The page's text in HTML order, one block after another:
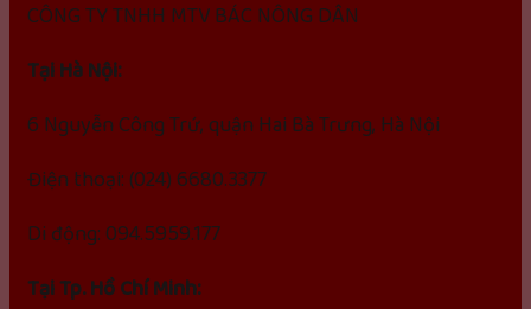
CÔNG TY TNHH MTV BÁC NÔNG DÂN
Tại Hà Nội:
6 Nguyễn Công Trứ, quận Hai Bà Trưng, Hà Nội
Điện thoại: (024) 6680.3377
Di động: 094.5959.177
Tại Tp. Hồ Chí Minh: